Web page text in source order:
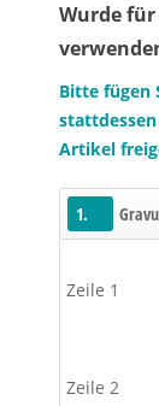
Wurde
Bitte fügen
Artikel
1.
Zeile 1
Zeile 2